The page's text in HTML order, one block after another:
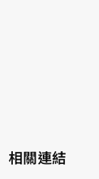
相關連結